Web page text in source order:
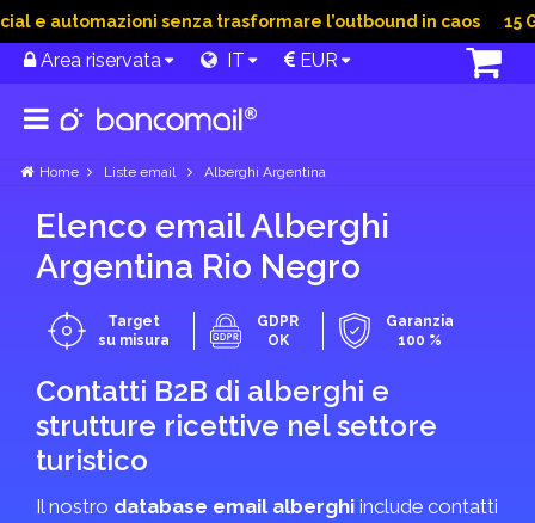
automazioni senza trasformare l’outbound in caos 15
Area riservata IT EUR
Home Liste email Alberghi Argentina
Elenco email Alberghi
Argentina Rio Negro
Target
su misura
GDPR
OK
Garanzia
100 %
Contatti B2B di alberghi e
strutture ricettive nel settore
turistico
Il nostro database email alberghi include contatti